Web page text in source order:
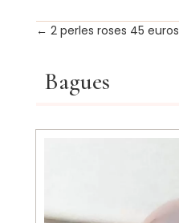
← 2 perles roses 45 euros
Bagues